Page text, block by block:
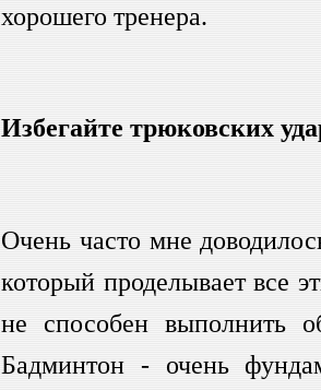
хорошего тренера.
Избегайте трюковских
Очень часто мне
который проделывает все
не способен выполнить
Бадминтон - очень